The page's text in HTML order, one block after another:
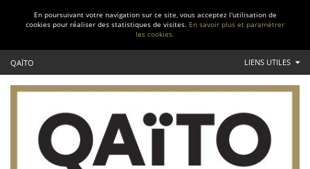
En poursuivant votre navigation sur ce site, vous acceptez l'utilisation de
cookies pour réaliser des statistiques de visites. En savoir plus et paramétrer
les cookies.
QAÏTO LIENS UTILES